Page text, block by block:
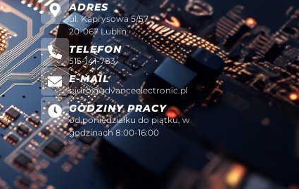
ADRES
ul. Kaprysowa 5/57
20-067 Lublin
TELEFON
515-141-783
E-MAIL
biuro@advanceelectronic.pl
GODZINY PRACY
od poniedziałku do piątku, w
godzinach 8:00-16:00